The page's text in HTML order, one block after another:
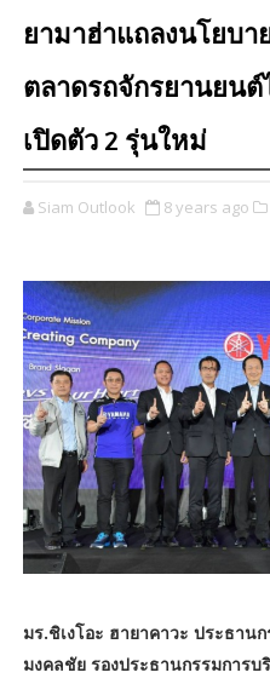
ยามาฮ่าแถลงนโยบา
ตลาดรถจักรยานยน
เปิดตัว 2 รุ่นใหม่
Siam Outlook 8 years ago
มร.ชิเงโอะ ฮายาคาวะ ประธาน
มงคลชัย รองประธานกรรมการ